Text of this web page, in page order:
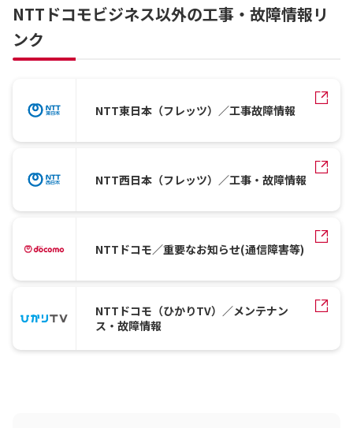
NTTドコモビジネス以外の工事・故障情報リ
ンク
NTT東日本（フレッツ）／工事故障情報
NTT西日本（フレッツ）／工事・故障情報
NTTドコモ／重要なお知らせ(通信障害等)
NTTドコモ（ひかりTV）／メンテナン
ス・故障情報